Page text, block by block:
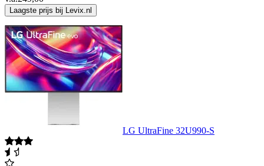
Laagste prijs bij Levix.nl
LG UltraFine 32U990-S